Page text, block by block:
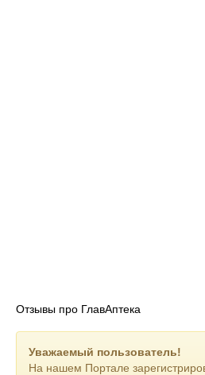
Отзывы про ГлавАптека
Уважаемый пользователь!
На нашем Портале